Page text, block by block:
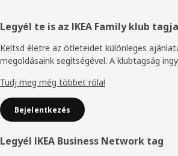
Élőláb
Legyél te is az IKEA Family klub tagja
Keltsd életre az ötleteidet különleges
megoldásaink segítségével. A klubtagság
Tudj meg még többet róla!
Bejelentkezés
Legyél IKEA Business Network tag